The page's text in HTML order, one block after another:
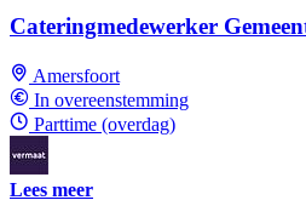
Cateringmedewerker
Amersfoort
In overeenstemming
Parttime (overdag)
Lees meer